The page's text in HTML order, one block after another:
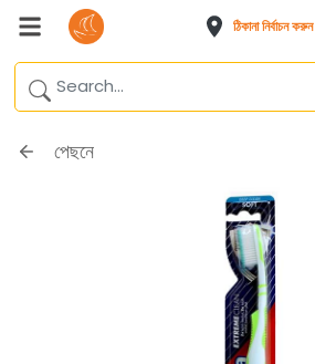
ঠিকানা নির্বাচন করুন
পেছনে